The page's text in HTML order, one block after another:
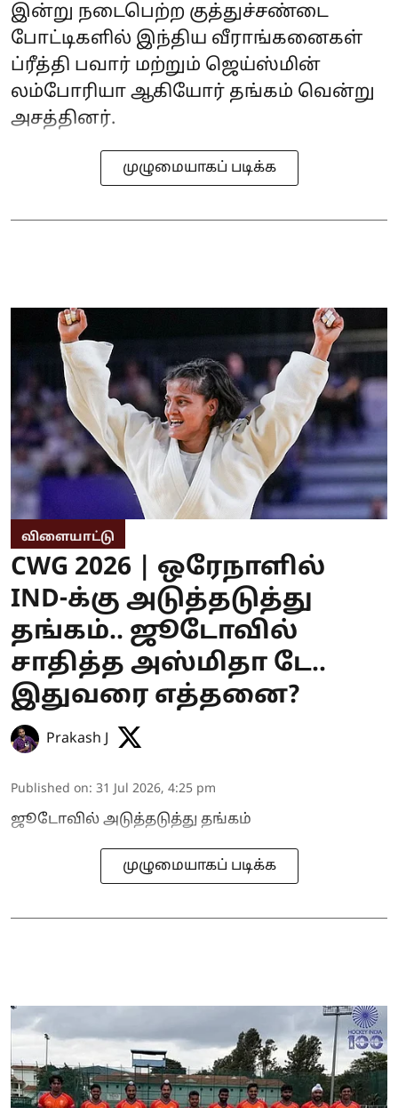
இன்று நடைபெற்ற குத்துச்சண்டை
போட்டிகளில் இந்திய வீராங்கனைகள்
ப்ரீத்தி பவார் மற்றும் ஜெய்ஸ்மின்
லம்போரியா ஆகியோர் தங்கம் வென்று
அசத்தினர்.
முழுமையாகப் படிக்க
விளையாட்டு
CWG 2026 | ஒரேநாளில்
IND-க்கு அடுத்தடுத்து
தங்கம்.. ஜூடோவில்
சாதித்த அஸ்மிதா டே..
இதுவரை எத்தனை?
Prakash J
Published on: 31 Jul 2026, 4:25 pm
ஜூடோவில் அடுத்தடுத்து தங்கம்
முழுமையாகப் படிக்க